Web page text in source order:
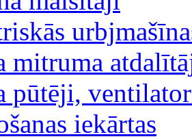
mitruma
pūtēji,
iekārtas